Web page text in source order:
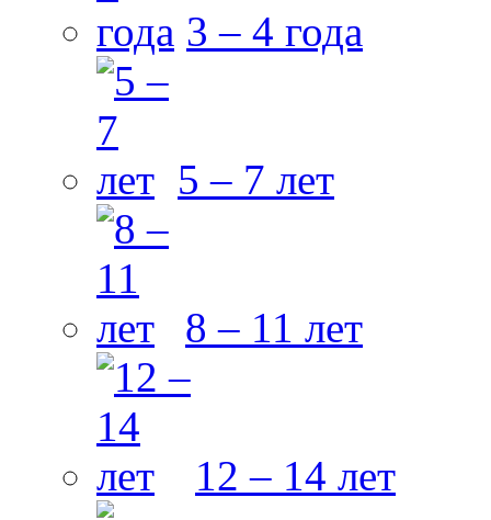
3 – 4 года
5 – 7 лет
8 – 11 лет
12 – 14 лет